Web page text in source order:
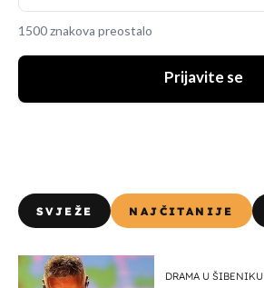
1500 znakova preostalo
Prijavite se
SVJEŽE NAJČITANIJE
DRAMA U ŠIBENIKU